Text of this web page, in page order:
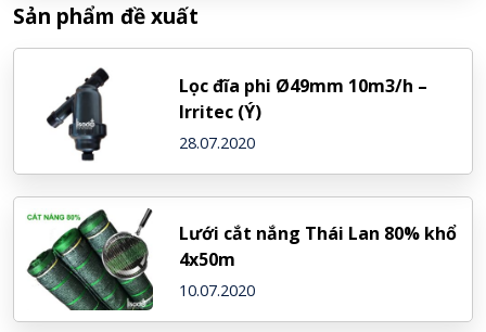
Sản phẩm đề xuất
Lọc đĩa phi Ø49mm 10m3/h –
Irritec (Ý)
28.07.2020
Lưới cắt nắng Thái Lan 80% khổ
4x50m
10.07.2020